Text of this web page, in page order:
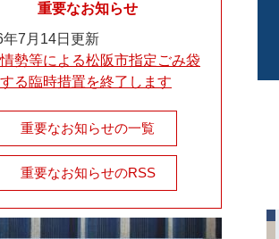
重要なお知らせ
年7月14日更新
勢等による松阪市指定ごみ袋
る臨時措置を終了します
重要なお知らせの一覧
重要なお知らせのRSS